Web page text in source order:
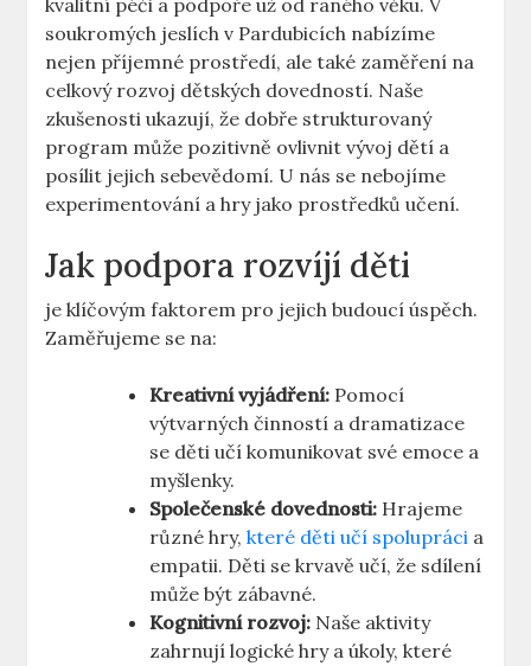
kvalitní péči a podpoře už od raného věku. V
soukromých jeslích v Pardubicích nabízíme
nejen příjemné prostředí, ale také zaměření na
celkový rozvoj dětských dovedností. Naše
zkušenosti ukazují, že dobře strukturovaný
program může pozitivně ovlivnit vývoj dětí a
posílit jejich sebevědomí. U nás se nebojíme
experimentování a hry jako prostředků učení.
Jak podpora rozvíjí děti
je klíčovým faktorem pro jejich budoucí úspěch.
Zaměřujeme se na:
Kreativní vyjádření: Pomocí
výtvarných činností a dramatizace
se děti učí komunikovat své emoce a
myšlenky.
Společenské dovednosti: Hrajeme
různé hry,které děti učí spolupráci a
empatii. Děti se krvavě učí, že sdílení
může být zábavné.
Kognitivní rozvoj: Naše aktivity
zahrnují logické hry a úkoly, které